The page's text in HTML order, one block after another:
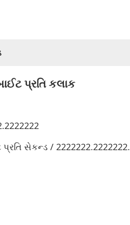
પ્રતિ કલાક
પ્રતિ સેકન્ડ / 2222222.2222222.